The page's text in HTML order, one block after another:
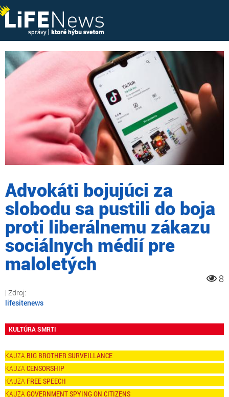
Advokáti bojujúci za
slobodu sa pustili do boja
proti liberálnemu zákazu
sociálnych médií pre
maloletých
8
lifesitenews
KULTÚRA SMRTI
BIG BROTHER SURVEILLANCE
CENSORSHIP
FREE SPEECH
GOVERNMENT SPYING ON CITIZENS